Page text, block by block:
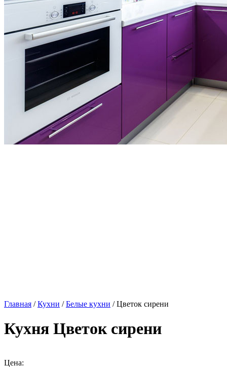
Главная /Кухни /Белые кухни / Цветок сирени
Кухня Цветок сирени
Цена: